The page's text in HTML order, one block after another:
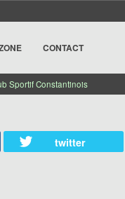
CONTACT
Sportif Constantinois
twitter